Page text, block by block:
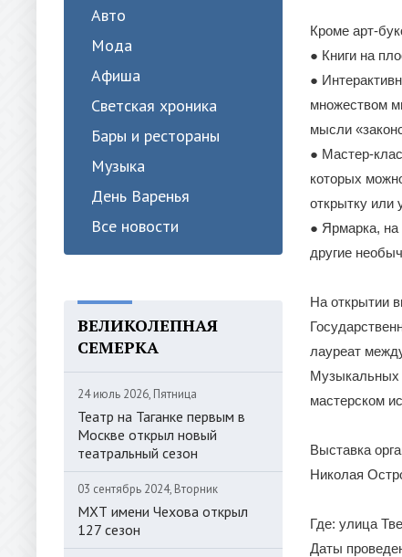
Авто
Мода
Афиша
Светская хроника
Бары и рестораны
Музыка
День Варенья
Все новости
ВЕЛИКОЛЕПНАЯ
СЕМЕРКА
24 июль 2026, Пятница
Театр на Таганке первым в
Москве открыл новый
театральный сезон
03 сентябрь 2024, Вторник
МХТ имени Чехова открыл
127 сезон
Кроме арт-
● Книги на
●
множеством
мысли
● Мастер-
которых
открытку или
● Ярмарка, на
другие
На открытии
лауреат
Музыкальных
мастерском
Выставка
Николая
Где: улица
Даты